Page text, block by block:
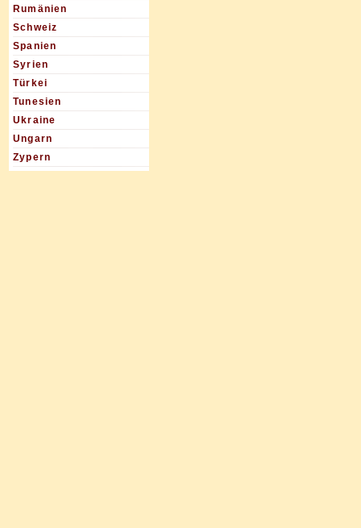
Rumänien
Schweiz
Spanien
Syrien
Türkei
Tunesien
Ukraine
Ungarn
Zypern